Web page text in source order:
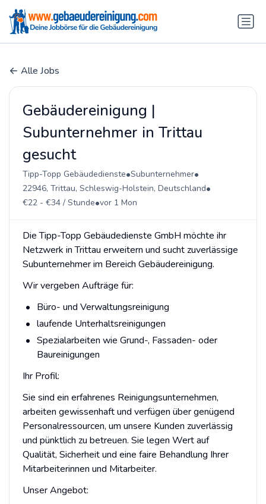
Alle Jobs
Gebäudereinigung |
Subunternehmer in Trittau
gesucht
Tipp-Topp Gebäudedienste•Subunternehmer•
22946, Trittau, Schleswig-Holstein, Deutschland•
€22 - €34 / Stunde•vor 1 Mon
Die Tipp-Topp Gebäudedienste GmbH möchte ihr
Netzwerk in Trittau erweitern und sucht zuverlässige
Subunternehmer im Bereich Gebäudereinigung.
Wir vergeben Aufträge für:
Büro- und Verwaltungsreinigung
laufende Unterhaltsreinigungen
Spezialarbeiten wie Grund-, Fassaden- oder
Baureinigungen
Ihr Profil:
Sie sind ein erfahrenes Reinigungsunternehmen,
arbeiten gewissenhaft und verfügen über genügend
Personalressourcen, um unsere Kunden zuverlässig
und pünktlich zu betreuen. Sie legen Wert auf
Qualität, Sicherheit und eine faire Behandlung Ihrer
Mitarbeiterinnen und Mitarbeiter.
Unser Angebot: